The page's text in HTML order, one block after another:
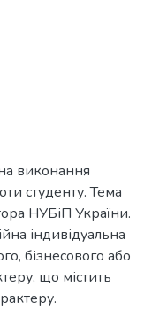
виконання
студенту. Тема
НУБіП України.
індивідуальна
бізнесового або
що містить